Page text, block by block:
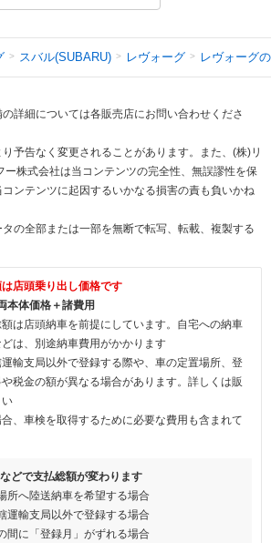
スバル(SUBARU) レヴォーグ レヴォーグ
詳細については各販売店にお問い合わせくださ
予告なく変更されることがあります。また、(株)リ
ー株式会社は当コンテンツの完全性、無誤謬性を保
ンテンツに起因するいかなる損害の責も負いかね
の全部または一部を無断で転写、転載、複製する
店頭乗り出し価格です
本体価格＋諸費用
は店頭納車を前提にしています。自宅への納車
は、別途納車費用がかかります
輸支局以外で登録する際や、車の定置場所、登
税金の額が異なる場合があります。詳しくは販
、車検を取得するために必要な費用も含まれて
どで支払総額が変わります
所へ陸送納車を希望する場合
運輸支局以外で登録する場合
間に「登録月」がずれる場合